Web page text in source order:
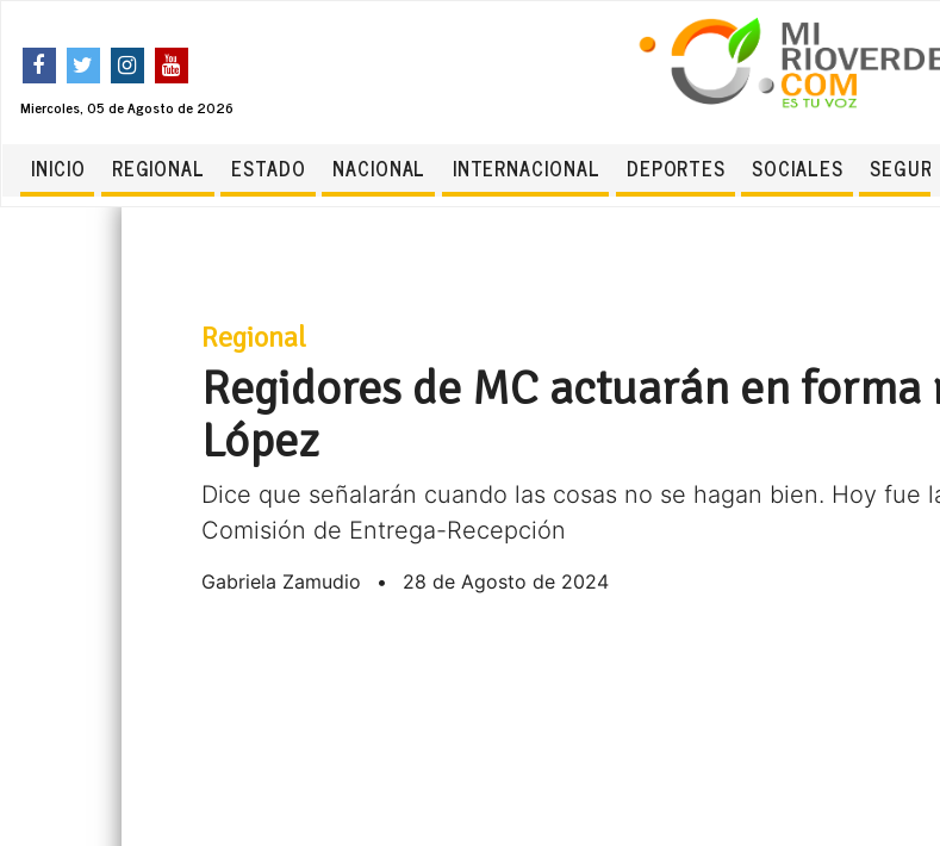
Miercoles, 05 de Agosto de 2026
INICIO REGIONAL ESTADO NACIONAL INTERNACIONAL DEPORTES SOCIALES
Regional
Regidores de MC actuarán en forma
López
Dice que señalarán cuando las cosas no se hagan bien. Hoy fue
Comisión de Entrega-Recepción
Gabriela Zamudio • 28 de Agosto de 2024